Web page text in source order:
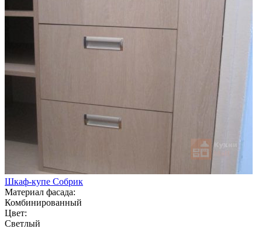
Шкаф-купе Собрик
Материал фасада:
Комбинированный
Цвет:
Светлый